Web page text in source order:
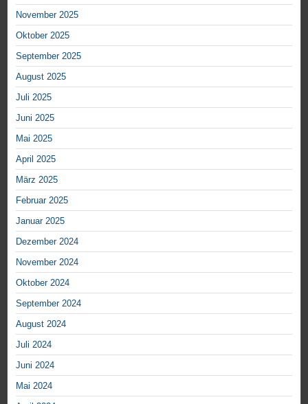
November 2025
Oktober 2025
September 2025
August 2025
Juli 2025
Juni 2025
Mai 2025
April 2025
März 2025
Februar 2025
Januar 2025
Dezember 2024
November 2024
Oktober 2024
September 2024
August 2024
Juli 2024
Juni 2024
Mai 2024